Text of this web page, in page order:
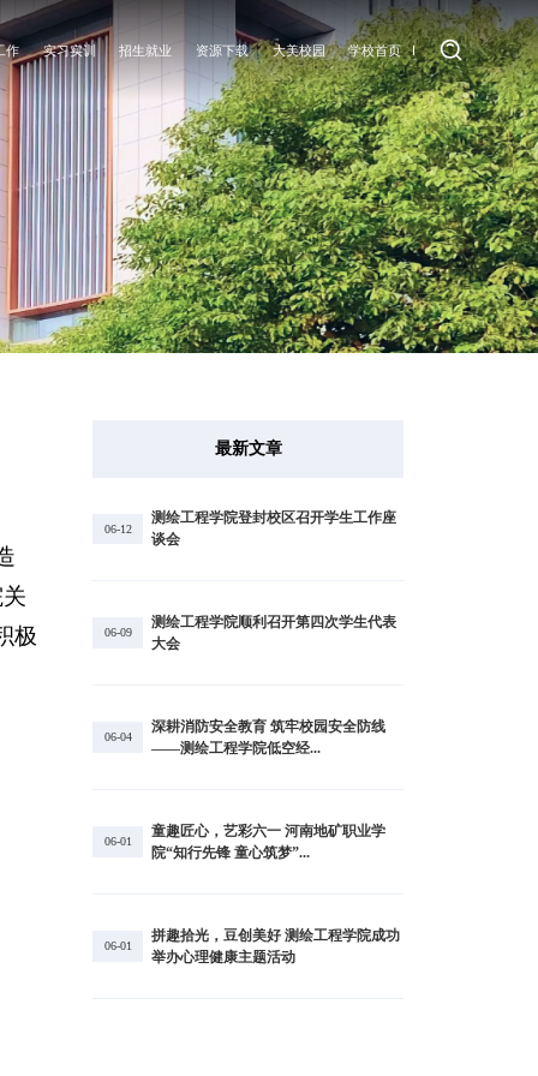
作
作
地
实习实训 招生就业
就业信息
就业指导
资源下载
教师专区
学生专区
大美校园
大美校园
学校首页
极
最新文章
06-12
测绘工程学院登封校区召开学生工作座
谈会
06-09
测绘工程学院顺利召开第四次学生代表
大会
06-04
深耕消防安全教育 筑牢校园安全防线
——测绘工程学院低空经...
06-01
童趣匠心，艺彩六一 河南地矿职业学
院“知行先锋 童心筑梦”...
06-01
拼趣拾光，豆创美好 测绘工程学院成功
举办心理健康主题活动